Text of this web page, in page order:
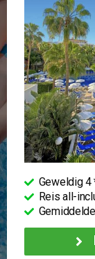
Geweldig 4
Reis all-